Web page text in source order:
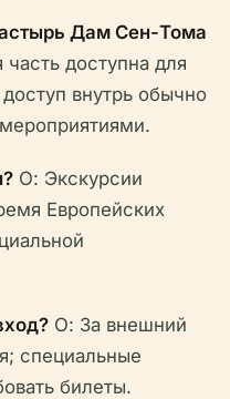
Дам Сен-Тома
доступна для
внутрь обычно
О: Экскурсии
Европейских
О: За внешний
специальные
билеты.